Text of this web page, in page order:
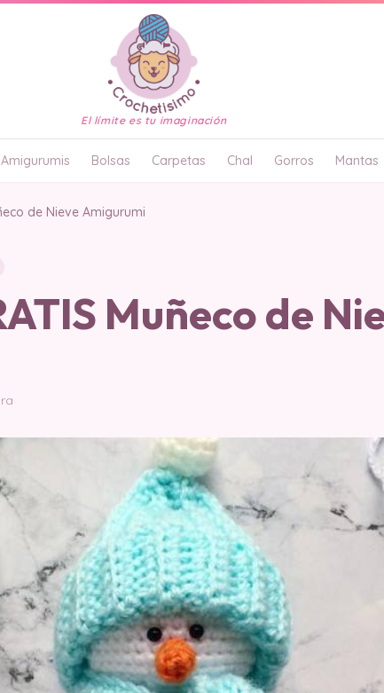
El límite es tu imaginación
Amigurumis Bolsas Carpetas Chal Gorros Mantas
de Nieve Amigurumi
Muñeco de